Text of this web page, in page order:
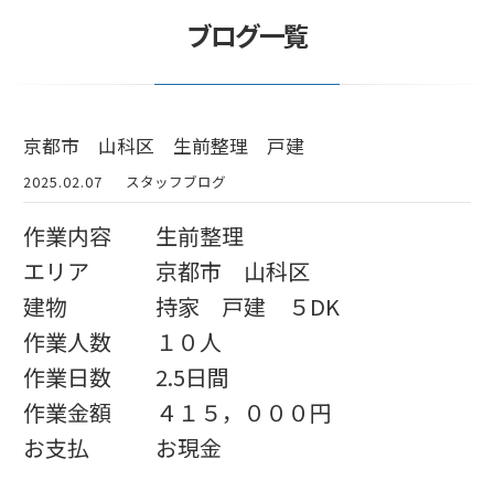
ブログ一覧
京都市 山科区 生前整理 戸建
2025.02.07 スタッフブログ
作業内容 生前整理
エリア 京都市 山科区
建物 持家 戸建 ５DK
作業人数 １０人
作業日数 2.5日間
作業金額 ４１５，０００円
お支払 お現金